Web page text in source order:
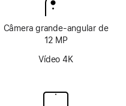
Câmera grande-angular de
12 MP
Vídeo 4K